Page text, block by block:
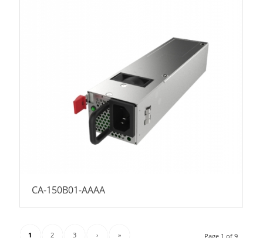
CA-150B01-AAAA
Page 1 of 9
1 2 3 › »